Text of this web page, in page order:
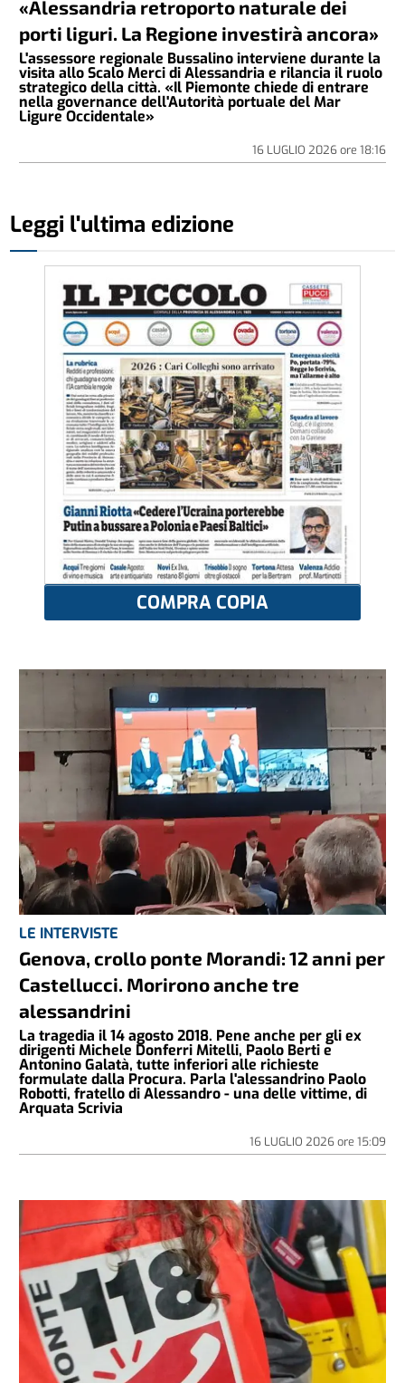
«Alessandria retroporto naturale dei
porti liguri. La Regione investirà ancora»
L'assessore regionale Bussalino interviene durante la
visita allo Scalo Merci di Alessandria e rilancia il ruolo
strategico della città. «Il Piemonte chiede di entrare
nella governance dell'Autorità portuale del Mar
Ligure Occidentale»
16 LUGLIO 2026ore 18:16
Leggi l'ultima edizione
COMPRA COPIA
LE INTERVISTE
Genova, crollo ponte Morandi: 12 anni per
Castellucci. Morirono anche tre
alessandrini
La tragedia il 14 agosto 2018. Pene anche per gli ex
dirigenti Michele Donferri Mitelli, Paolo Berti e
Antonino Galatà, tutte inferiori alle richieste
formulate dalla Procura. Parla l'alessandrino Paolo
Robotti, fratello di Alessandro - una delle vittime, di
Arquata Scrivia
16 LUGLIO 2026ore 15:09